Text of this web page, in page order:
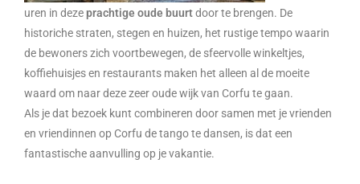
uren in dezeprachtige oude buurtdoor te brengen. De
historiche straten, stegen en huizen, het rustige tempo waarin
de bewoners zich voortbewegen, de sfeervolle winkeltjes,
koffiehuisjes en restaurants maken het alleen al de moeite
waard om naar deze zeer oude wijk van Corfu te gaan.
Als je dat bezoek kunt combineren door samen met je vrienden
en vriendinnen op Corfu de tango te dansen, is dat een
fantastische aanvulling op je vakantie.